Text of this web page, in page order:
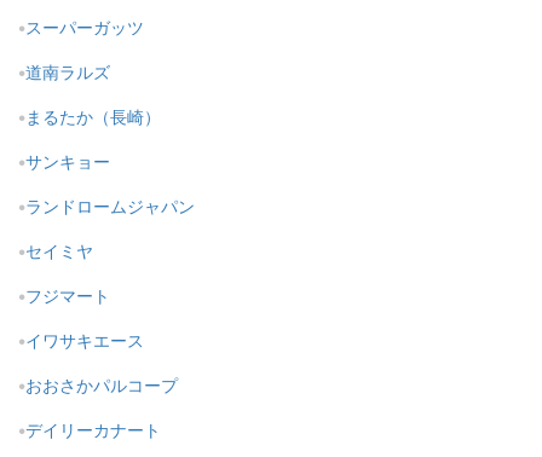
スーパーガッツ
道南ラルズ
まるたか（長崎）
サンキョー
ランドロームジャパン
セイミヤ
フジマート
イワサキエース
おおさかパルコープ
デイリーカナート